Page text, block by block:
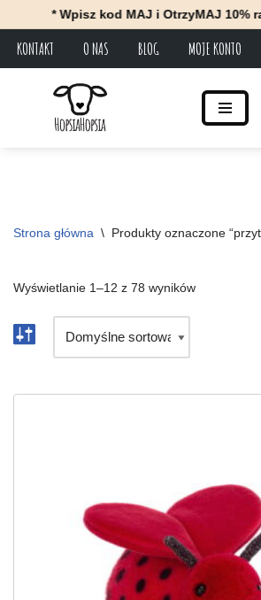
* Wpisz kod MAJ i OtrzyMAJ 10% rabatu
KONTAKT O NAS BLOG MOJE KONTO
Strona główna \ Produkty oznaczone
Wyświetlanie 1–12 z 78 wyników